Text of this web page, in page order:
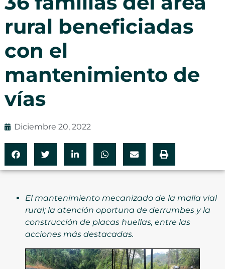
rural beneficiadas
con el
mantenimiento de
vías
Diciembre 20, 2022
El mantenimiento mecanizado de la malla vial
rural; la atención oportuna de derrumbes y la
construcción de placas huellas, entre las
acciones más destacadas.